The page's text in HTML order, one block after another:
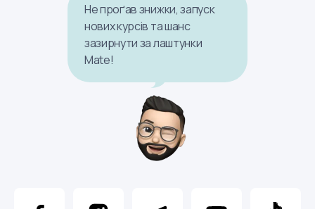
Не проґав знижки, запуск
нових курсів та шанс
зазирнути за лаштунки
Mate!